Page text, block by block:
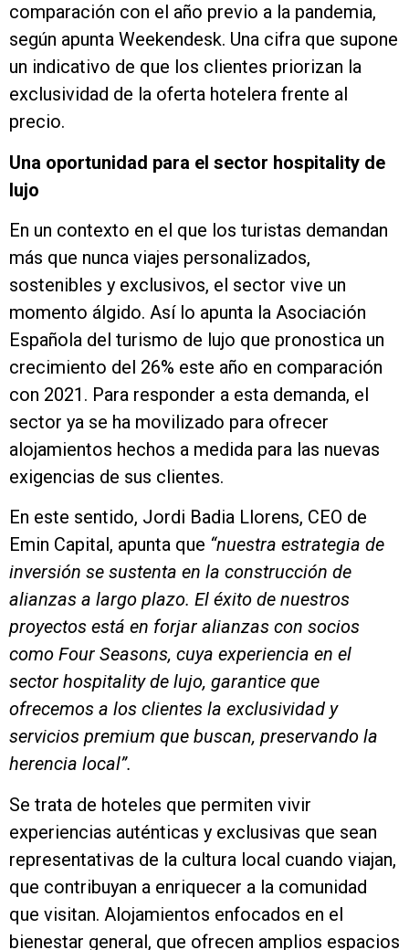
comparación con el año previo a la pandemia,
según apunta Weekendesk. Una cifra que supone
un indicativo de que los clientes priorizan la
exclusividad de la oferta hotelera frente al
precio.
Una oportunidad para el sector hospitality de
lujo
En un contexto en el que los turistas demandan
más que nunca viajes personalizados,
sostenibles y exclusivos, el sector vive un
momento álgido. Así lo apunta la Asociación
Española del turismo de lujo que pronostica un
crecimiento del 26% este año en comparación
con 2021. Para responder a esta demanda, el
sector ya se ha movilizado para ofrecer
alojamientos hechos a medida para las nuevas
exigencias de sus clientes.
En este sentido, Jordi Badia Llorens, CEO de
Emin Capital, apunta que “nuestra estrategia de
inversión se sustenta en la construcción de
alianzas a largo plazo. El éxito de nuestros
proyectos está en forjar alianzas con socios
como Four Seasons, cuya experiencia en el
sector hospitality de lujo, garantice que
ofrecemos a los clientes la exclusividad y
servicios premium que buscan, preservando la
herencia local”.
Se trata de hoteles que permiten vivir
experiencias auténticas y exclusivas que sean
representativas de la cultura local cuando viajan,
que contribuyan a enriquecer a la comunidad
que visitan. Alojamientos enfocados en el
bienestar general, que ofrecen amplios espacios